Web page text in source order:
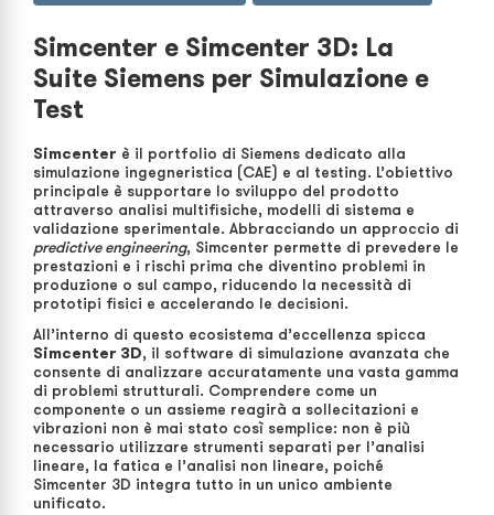
Simcenter e Simcenter 3D: La
Suite Siemens per Simulazione e
Test
Simcenter è il portfolio di Siemens dedicato alla
simulazione ingegneristica (CAE) e al testing. L’obiettivo
principale è supportare lo sviluppo del prodotto
attraverso analisi multifisiche, modelli di sistema e
validazione sperimentale. Abbracciando un approccio di
predictive engineering, Simcenter permette di prevedere le
prestazioni e i rischi prima che diventino problemi in
produzione o sul campo, riducendo la necessità di
prototipi fisici e accelerando le decisioni.
All’interno di questo ecosistema d’eccellenza spicca
Simcenter 3D, il software di simulazione avanzata che
consente di analizzare accuratamente una vasta gamma
di problemi strutturali. Comprendere come un
componente o un assieme reagirà a sollecitazioni e
vibrazioni non è mai stato così semplice: non è più
necessario utilizzare strumenti separati per l’analisi
lineare, la fatica e l’analisi non lineare, poiché
Simcenter 3D integra tutto in un unico ambiente
unificato.